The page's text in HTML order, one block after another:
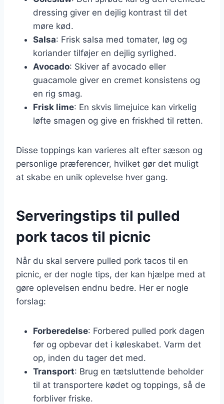
dressing giver en dejlig kontrast til det
møre kød.
Salsa: Frisk salsa med tomater, løg og
koriander tilføjer en dejlig syrlighed.
Avocado: Skiver af avocado eller
guacamole giver en cremet konsistens og
en rig smag.
Frisk lime: En skvis limejuice kan virkelig
løfte smagen og give en friskhed til retten.
Disse toppings kan varieres alt efter sæson og
personlige præferencer, hvilket gør det muligt
at skabe en unik oplevelse hver gang.
Serveringstips til pulled
pork tacos til picnic
Når du skal servere pulled pork tacos til en
picnic, er der nogle tips, der kan hjælpe med at
gøre oplevelsen endnu bedre. Her er nogle
forslag:
Forberedelse: Forbered pulled pork dagen
før og opbevar det i køleskabet. Varm det
op, inden du tager det med.
Transport: Brug en tætsluttende beholder
til at transportere kødet og toppings, så de
forbliver friske.